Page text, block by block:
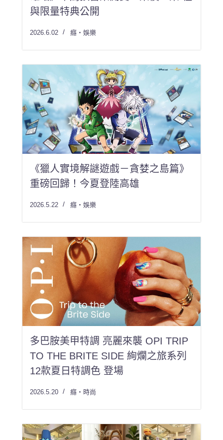
與限量特典公開
2026.6.02 癮・娛樂
《獵人實境解謎遊戲－貪婪之島篇》
重磅回歸！今夏登陸高雄
2026.5.22 癮・娛樂
多巴胺美甲特調 亮麗來襲 OPI TRIP
TO THE BRITE SIDE 絢爛之旅系列
12款夏日特調色 登場
2026.5.20 癮・時尚